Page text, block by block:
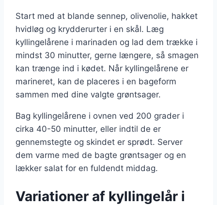
Start med at blande sennep, olivenolie, hakket
hvidløg og krydderurter i en skål. Læg
kyllingelårene i marinaden og lad dem trække i
mindst 30 minutter, gerne længere, så smagen
kan trænge ind i kødet. Når kyllingelårene er
marineret, kan de placeres i en bageform
sammen med dine valgte grøntsager.
Bag kyllingelårene i ovnen ved 200 grader i
cirka 40-50 minutter, eller indtil de er
gennemstegte og skindet er sprødt. Server
dem varme med de bagte grøntsager og en
lækker salat for en fuldendt middag.
Variationer af kyllingelår i